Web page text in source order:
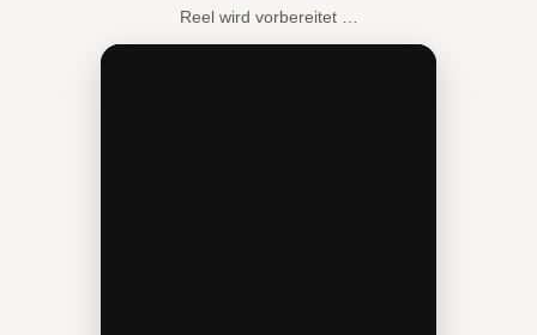
Reel wird vorbereitet …